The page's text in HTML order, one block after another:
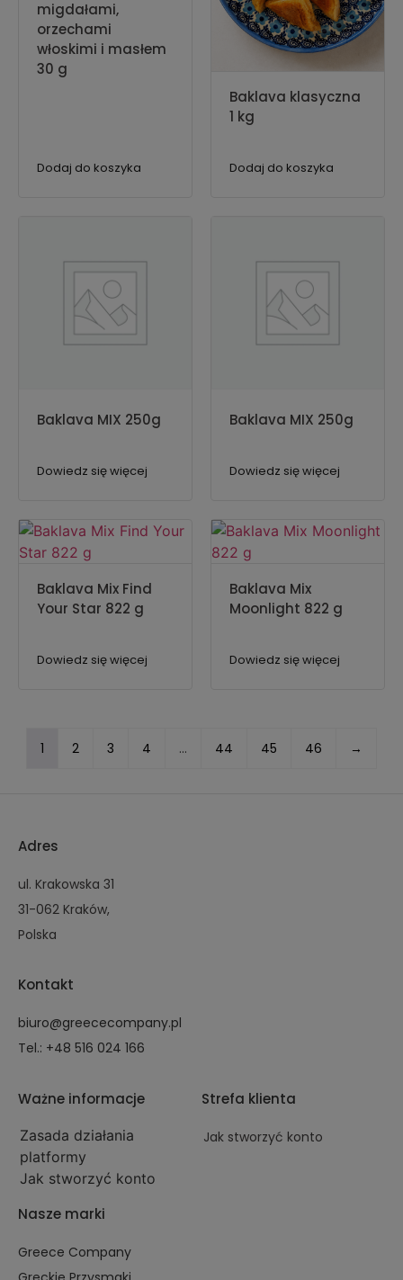
migdałami,
orzechami
włoskimi i masłem
30 g
Dodaj do koszyka
Baklava klasyczna
1 kg
Dodaj do koszyka
Baklava MIX 250g
Dowiedz się więcej
Baklava MIX 250g
Dowiedz się więcej
Baklava Mix Find
Your Star 822 g
Dowiedz się więcej
Baklava Mix
Moonlight 822 g
Dowiedz się więcej
1 2 3 4 … 44 45 46 →
Adres
ul. Krakowska 31
31-062 Kraków,
Polska
Kontakt
biuro@greececompany.pl
Tel.: +48 516 024 166
Ważne informacje
Zasada działania
platformy
Jak stworzyć konto
Strefa klienta
Jak stworzyć konto
Nasze marki
Greece Company